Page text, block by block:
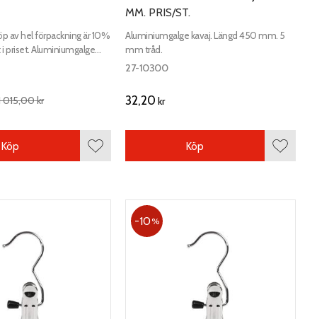
av hel förpackning är 10%
priset. Aluminiumgalge
mm. 5 mm tråd.
015,00kr
Lägg till i favoriter
Köp
MM. PRIS/ST.
Aluminiumgalge kavaj. Längd 450 mm. 5
mm tråd.
27-10300
32,20 kr
Lägg
Köp
10%